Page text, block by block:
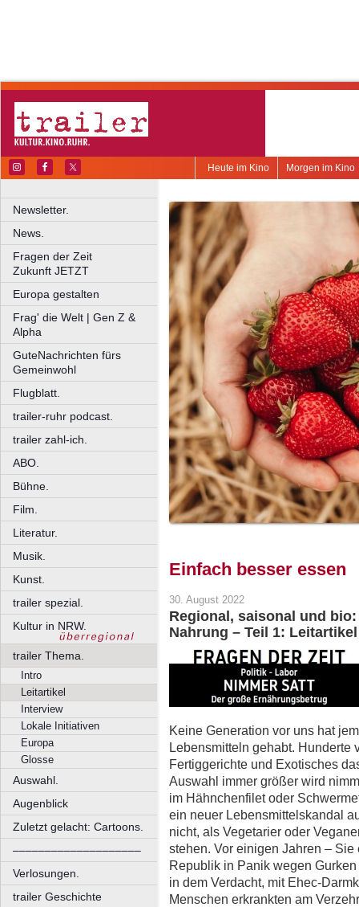
Morgen im Kino
Heute im Kino
Newsletter.
News.
Fragen der Zeit
Zukunft JETZT
Europa gestalten
Frag' die Welt | Gen Z &
Alpha
GuteNachrichten fürs
Gemeinwohl
Flugblatt.
trailer-ruhr podcast.
trailer zahl-ich.
ABO.
Bühne.
Film.
Literatur.
Musik.
Kunst.
trailer spezial.
Kultur in NRW.
trailer Thema.
Intro
Leitartikel
Interview
Lokale Initiativen
Europa
Glosse
Auswahl.
Augenblick
Zuletzt gelacht: Cartoons.
––––––––––––––––––––
Verlosungen.
trailer Geschichte
Einfach besser essen
30. August 2022
Regional, saisonal und
Nahrung – Teil 1: Leitartikel
Keine Generation vor uns hat
Lebensmitteln gehabt. Hunderte
Fertiggerichte und Exotisches
Auswahl immer größer wird
im Hähnchenfilet oder
ein neuer Lebensmittelskandal
nicht, als Vegetarier oder
stehen. Vor einigen Jahren –
Republik in Panik wegen
in dem Verdacht, mit Ehec-
Menschen erkrankten am